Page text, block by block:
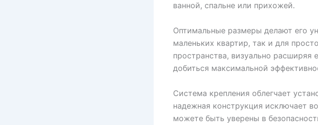
ванной, спальне или прихожей.
Оптимальные размеры делают его
маленьких квартир, так и для
пространства, визуально расширяя
добиться максимальной
Система крепления облегчает
надежная конструкция исключает
можете быть уверены в